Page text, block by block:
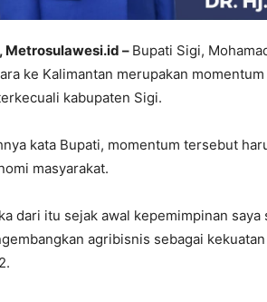
Metrosulawesi.id – Bupati Sigi,
ke Kalimantan merupakan
kabupaten Sigi.
kata Bupati, momentum tersebut
masyarakat.
dari itu sejak awal kepemimpinan
agribisnis sebagai